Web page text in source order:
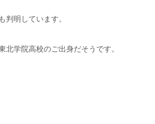
判明しています。
北学院高校のご出身だそうです。